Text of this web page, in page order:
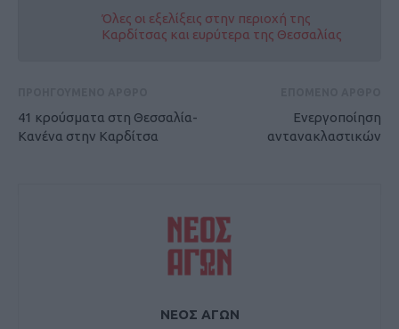
Όλες οι εξελίξεις στην περιοχή της
Καρδίτσας και ευρύτερα της Θεσσαλίας
41 κρούσματα στη Θεσσαλία-
Κανένα στην Καρδίτσα
Ενεργοποίηση
αντανακλαστικών
ΝΕΟΣ ΑΓΩΝ